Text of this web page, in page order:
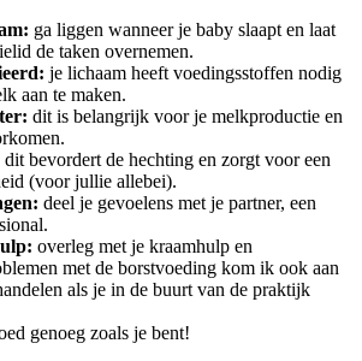
ga liggen wanneer je baby slaapt en laat
de taken overnemen.
je lichaam heeft voedingsstoffen nodig
aan te maken.
dit is belangrijk voor je melkproductie en
dit bevordert de hechting en zorgt voor een
(voor jullie allebei).
deel je gevoelens met je partner, een
overleg met je kraamhulp en
met de borstvoeding kom ik ook aan
als je in de buurt van de praktijk
genoeg zoals je bent!